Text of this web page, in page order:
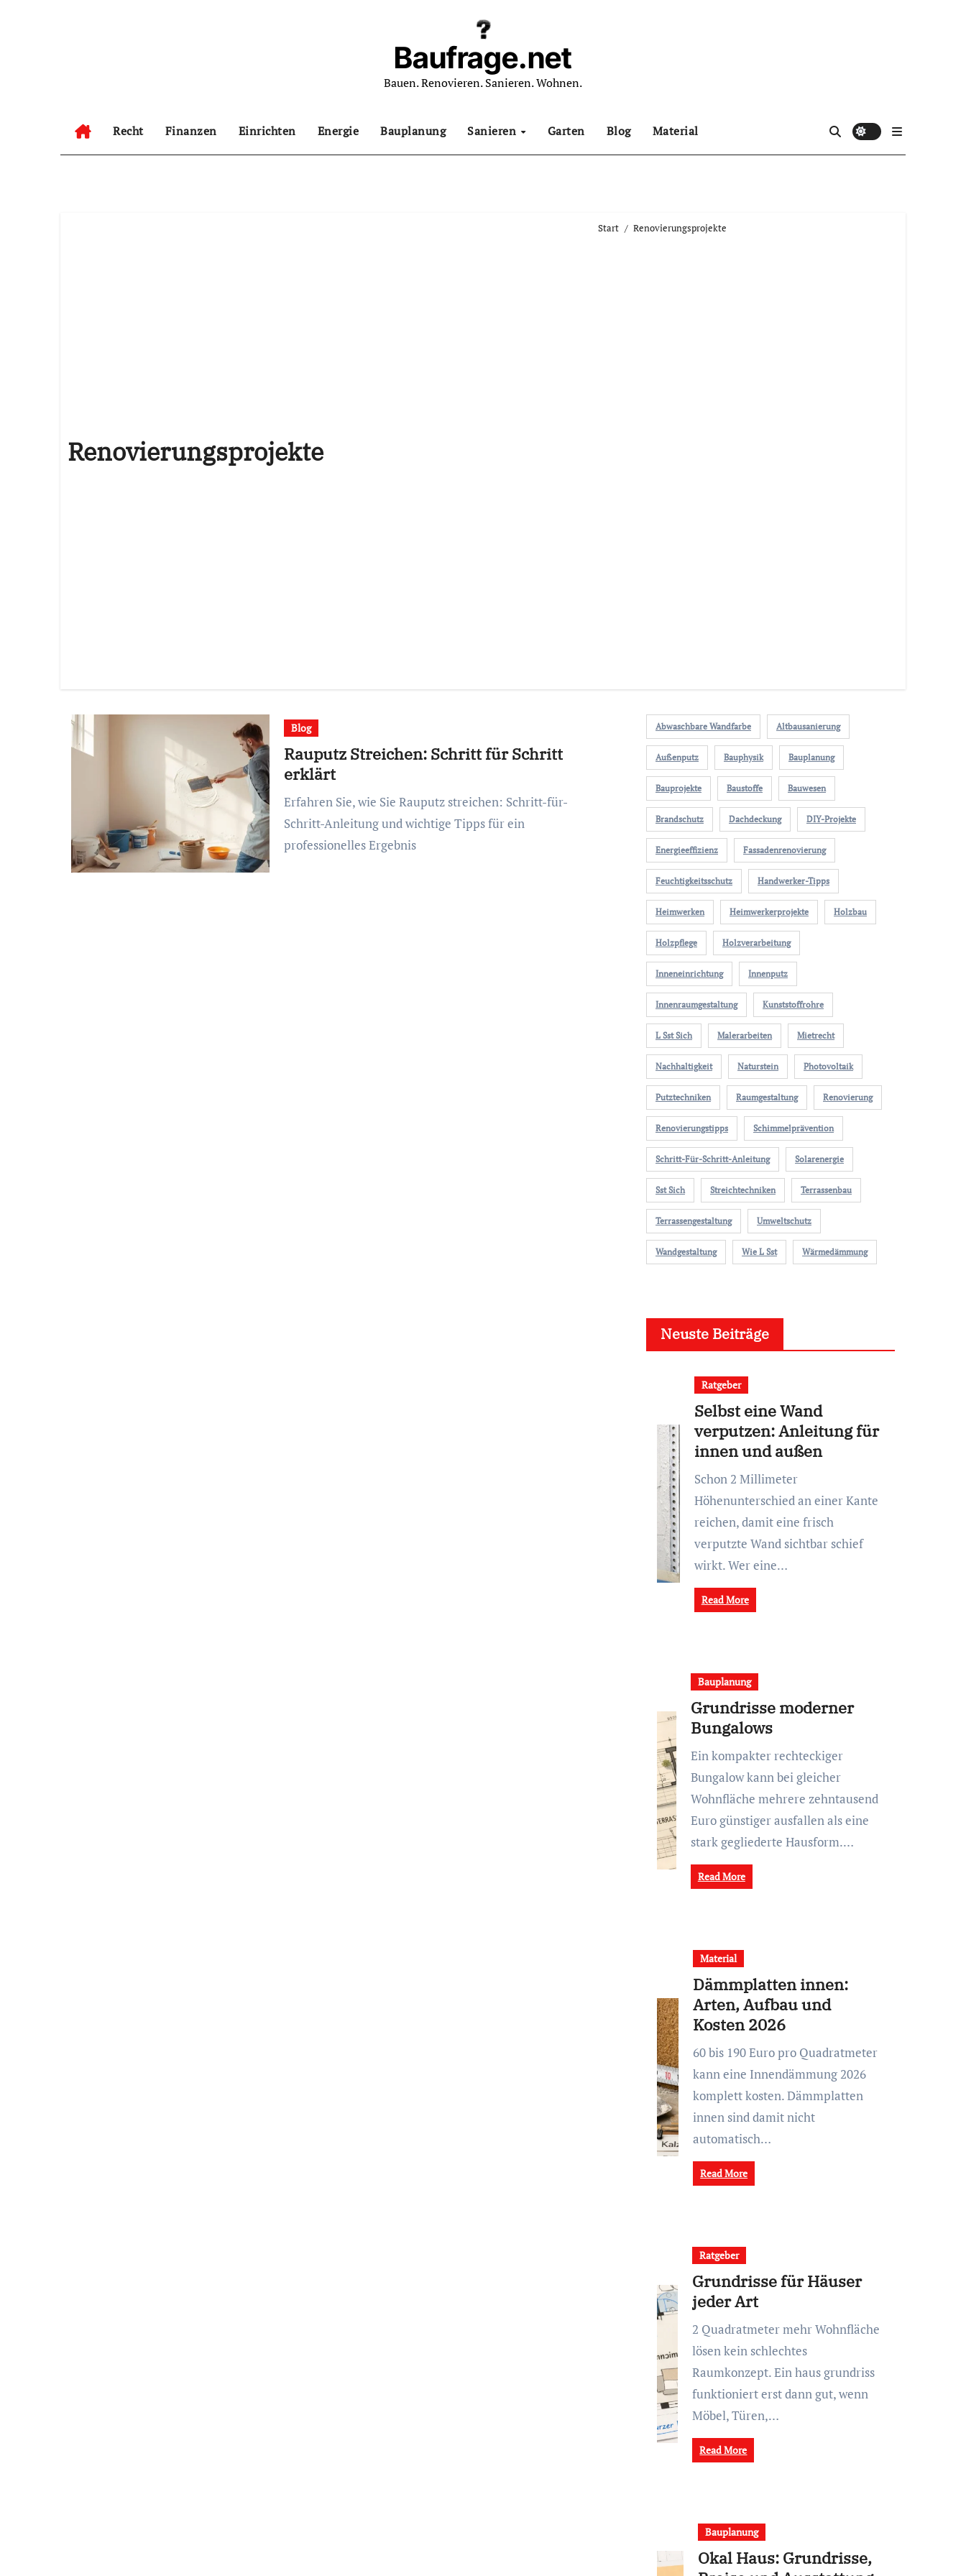
Baufrage.net
Bauen. Renovieren. Sanieren. Wohnen.
Recht Finanzen Einrichten Energie Bauplanung Sanieren Garten Blog Material
Renovierungsprojekte
Start Renovierungsprojekte
Blog
Rauputz Streichen: Schritt für Schritt
erklärt
Erfahren Sie, wie Sie Rauputz streichen: Schritt-für-
Schritt-Anleitung und wichtige Tipps für ein
professionelles Ergebnis
Abwaschbare Wandfarbe Altbausanierung
Außenputz Bauphysik Bauplanung
Bauprojekte Baustoffe Bauwesen
Brandschutz Dachdeckung DIY-Projekte
Energieeffizienz Fassadenrenovierung
Feuchtigkeitsschutz Handwerker-Tipps
Heimwerken Heimwerkerprojekte Holzbau
Holzpflege Holzverarbeitung
Inneneinrichtung Innenputz
Innenraumgestaltung Kunststoffrohre
L Sst Sich Malerarbeiten Mietrecht
Nachhaltigkeit Naturstein Photovoltaik
Putztechniken Raumgestaltung Renovierung
Renovierungstipps Schimmelprävention
Schritt-Für-Schritt-Anleitung Solarenergie
Sst Sich Streichtechniken Terrassenbau
Terrassengestaltung Umweltschutz
Wandgestaltung Wie L Sst Wärmedämmung
Neuste Beiträge
Ratgeber
Selbst eine Wand
verputzen: Anleitung für
innen und außen
Schon 2 Millimeter
Höhenunterschied an einer Kante
reichen, damit eine frisch
verputzte Wand sichtbar schief
wirkt. Wer eine…
Read More
Bauplanung
Grundrisse moderner
Bungalows
Ein kompakter rechteckiger
Bungalow kann bei gleicher
Wohnfläche mehrere zehntausend
Euro günstiger ausfallen als eine
stark gegliederte Hausform.…
Read More
Material
Dämmplatten innen:
Arten, Aufbau und
Kosten 2026
60 bis 190 Euro pro Quadratmeter
kann eine Innendämmung 2026
komplett kosten. Dämmplatten
innen sind damit nicht
automatisch…
Read More
Ratgeber
Grundrisse für Häuser
jeder Art
2 Quadratmeter mehr Wohnfläche
lösen kein schlechtes
Raumkonzept. Ein haus grundriss
funktioniert erst dann gut, wenn
Möbel, Türen,…
Read More
Bauplanung
Okal Haus: Grundrisse,